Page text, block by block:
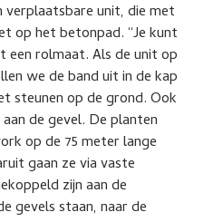
verplaatsbare unit, die met
op het betonpad. “Je kunt
een rolmaat. Als de unit op
we de band uit in de kap
steunen op de grond. Ook
de gevel. De planten
op de 75 meter lange
gaan ze via vaste
zijn aan de
gevels staan, naar de